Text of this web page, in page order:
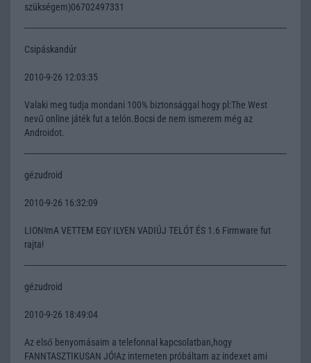
szükségem)06702497331
Csipáskandúr
2010-9-26 12:03:35
Valaki meg tudja mondani 100% biztonsággal hogy pl:The West
nevű online játék fut a telón.Bocsi de nem ismerem még az
Androidot.
gézudroid
2010-9-26 16:32:09
LION!mA VETTEM EGY ILYEN VADIÚJ TELÓT ÉS 1.6 Firmware fut
rajta!
gézudroid
2010-9-26 18:49:04
Az első benyomásaim a telefonnal kapcsolatban,hogy
FANNTASZTIKUSAN JÓ!Az interneten próbáltam az indexet ami